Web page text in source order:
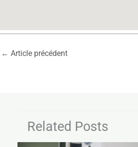
← Article précédent
Related Posts